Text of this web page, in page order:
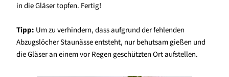
in die Gläser topfen. Fertig!
Tipp: Um zu verhindern, dass aufgrund der fehlenden
Abzugslöcher Staunässe entsteht, nur behutsam gießen und
die Gläser an einem vor Regen geschützten Ort aufstellen.